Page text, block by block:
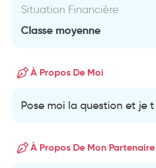
Situation Financière
Classe moyenne
À Propos De Moi
Pose moi la question et je
À Propos De Mon Partenaire